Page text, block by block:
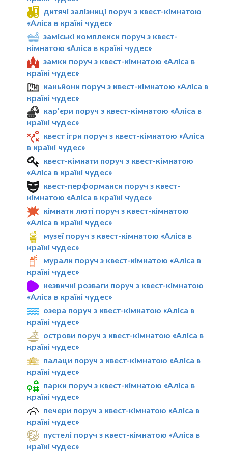
дитячі залізниці поруч з квест-кімнатою
«Аліса в країні чудес»
заміські комплекси поруч з квест-
кімнатою «Аліса в країні чудес»
замки поруч з квест-кімнатою «Аліса в
країні чудес»
каньйони поруч з квест-кімнатою «Аліса в
країні чудес»
кар'єри поруч з квест-кімнатою «Аліса в
країні чудес»
квест ігри поруч з квест-кімнатою «Аліса
в країні чудес»
квест-кімнати поруч з квест-кімнатою
«Аліса в країні чудес»
квест-перформанси поруч з квест-
кімнатою «Аліса в країні чудес»
кімнати люті поруч з квест-кімнатою
«Аліса в країні чудес»
музеї поруч з квест-кімнатою «Аліса в
країні чудес»
мурали поруч з квест-кімнатою «Аліса в
країні чудес»
незвичні розваги поруч з квест-кімнатою
«Аліса в країні чудес»
озера поруч з квест-кімнатою «Аліса в
країні чудес»
острови поруч з квест-кімнатою «Аліса в
країні чудес»
палаци поруч з квест-кімнатою «Аліса в
країні чудес»
парки поруч з квест-кімнатою «Аліса в
країні чудес»
печери поруч з квест-кімнатою «Аліса в
країні чудес»
пустелі поруч з квест-кімнатою «Аліса в
країні чудес»